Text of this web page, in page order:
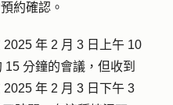
約確認。
年 2 月 3 日上午 10
分鐘的會議，但收到
年 2 月 3 日下午 3